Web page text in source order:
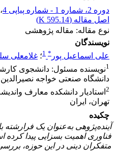
دوره 2، شماره 1 - شماره پیاپی 4
اصل مقاله (595.14 K
)
نوع مقاله: مقاله پژوهشی
نویسندگان
علی اسماعیل پور *
1؛ غلامعلی
1نویسنده مسئول: دانشجوی
دانشگاه صنعتی خواجه
2 استادیار دانشکده معارف
تهران، ایران
چکیده
آینده‌پژوهی به‌عنوان یک
فناوری اهمیت بسزایی‌ پیدا کرده
متفکران دینی در این حوزه،